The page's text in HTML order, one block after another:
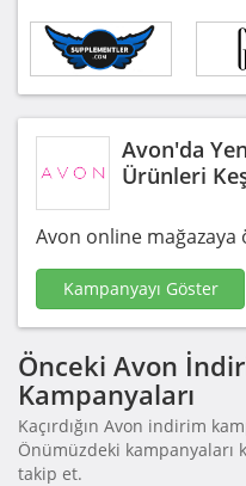
Avon'da
Ürünleri
Avon online
Kampanyayı Göster
Önceki Avon
Kampanyaları
Kaçırdığın Avon indirim
Önümüzdeki kampanyaları
takip et.